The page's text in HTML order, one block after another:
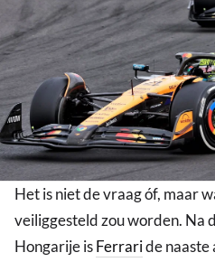
Het is niet de vraag óf, maar
veiliggesteld zou worden. Na
Hongarije isFerraride